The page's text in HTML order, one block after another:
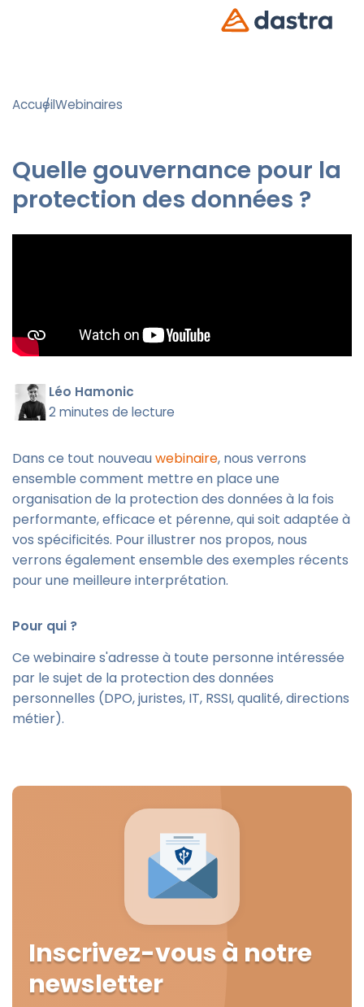
AccueilWebinaires
Quelle gouvernance pour la
protection des données ?
Léo Hamonic
2 minutes de lecture
Dans ce tout nouveauwebinaire, nous verrons
ensemble comment mettre en place une
organisation de la protection des données à la fois
performante, efficace et pérenne, qui soit adaptée à
vos spécificités. Pour illustrer nos propos, nous
verrons également ensemble des exemples récents
pour une meilleure interprétation.
Pour qui ?
Ce webinaire s'adresse à toute personne intéressée
par le sujet de la protection des données
personnelles (DPO, juristes, IT, RSSI, qualité, directions
métier).
Inscrivez-vous à notre
newsletter